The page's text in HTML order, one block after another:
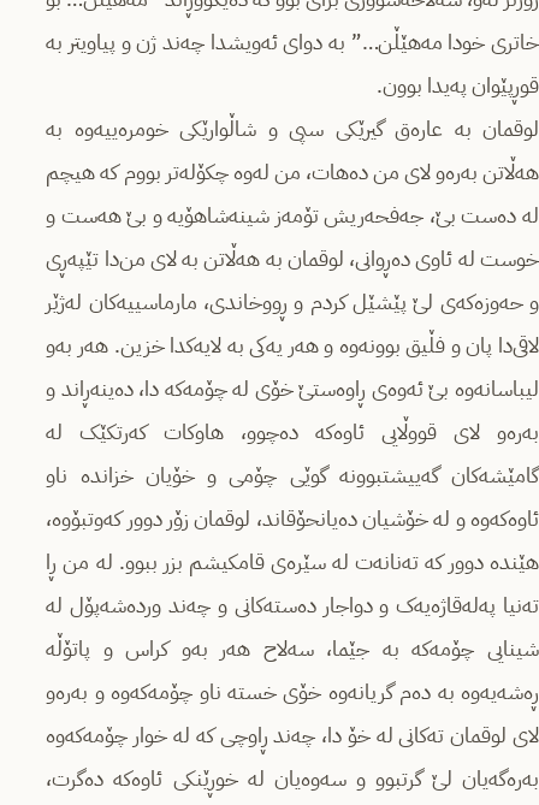
خاتری خودا مه‌هێڵن…” بە دوای ئەویشدا چەند ژن و پیاویتر بە
قوڕپێوان پەیدا بوون.
لوقمان به‌ عاره‌ق گیرێکی سپی و شاڵوارێکی خومره‌ییه‌وه‌ به‌
هه‌ڵاتن به‌ره‌و لای من ده‌هات، من له‌وه‌ چکۆله‌تر بووم که‌ هیچم
لە دەست بێ، جه‌فحه‌ریش تۆمه‌ز شینه‌شاهۆیه‌ و بێ هه‌ست و
خوست له‌ ئاوی ده‌ڕوانی، لوقمان به‌ هه‌ڵاتن بە لای من‌دا تێپه‌ڕی
و حه‌وزه‌که‌ی لێ پێشێل کردم و ڕووخاندی، مارماسییه‌کان له‌ژێر
لاقی‌دا پان و فڵیق بوونه‌وه‌ و هه‌ر یه‌کی به‌ لایه‌کدا خزین. هه‌ر به‌و
لیباسانه‌وه‌ بێ ئه‌وه‌ی ڕاوه‌ستێ خۆی له‌ چۆمه‌که‌ دا، دەینەڕاند و
به‌ره‌و لای قووڵایی ئاوەکە دەچوو، هاوکات که‌رتکێک له‌
گامێشه‌کان گه‌ییشتبوونه‌ گوێی چۆمی و خۆیان خزاندە ناو
ئاوەکەوە و له‌ خۆشیان ده‌یانحۆقاند، لوقمان زۆر دوور که‌وتبۆوه‌،
هێنده‌ دوور که‌ ته‌نانه‌ت له‌ سێره‌ی قامکیشم بزر ببوو. له‌ من ڕا
ته‌نیا په‌له‌قاژه‌یه‌ک و دواجار ده‌سته‌کانی و چه‌ند ورده‌شه‌پۆل له‌
شینایی چۆمه‌که‌ به‌ جێما، سه‌لاح هه‌ر به‌و‌ کراس و پاتۆڵه‌
ڕه‌شه‌یه‌وه‌ به‌ ده‌م گریانه‌وه‌ خۆی خسته‌ ناو چۆمه‌که‌وه‌ و به‌ره‌و
لای لوقمان تەکانی لە خۆ دا، چه‌ند ڕاوچی که‌ له‌ خوار چۆمه‌که‌وه‌
به‌ره‌گه‌یان لێ گرتبوو و سه‌وه‌یان له‌ خوڕێنکی ئاوه‌که‌ ده‌گرت‌،